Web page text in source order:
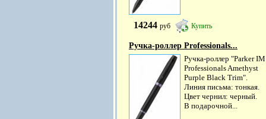
14244 руб Купить
Ручка-роллер Professionals...
Ручка-роллер "Parker IM
Professionals Amethyst
Purple Black Trim".
Линия письма: тонкая.
Цвет чернил: черный.
В подарочной...